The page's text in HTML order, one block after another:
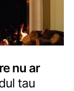
nu ar
tau